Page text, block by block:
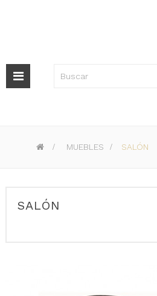
Navegación
de
> MUEBLES > SALÓN
SALÓN